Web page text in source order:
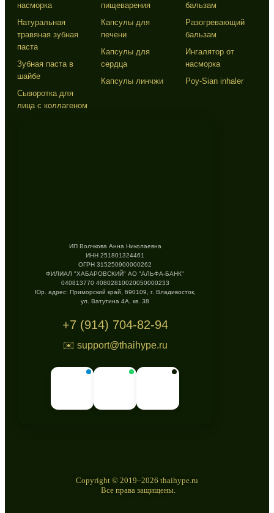
насморка
Натуральная
травяная зубная
паста
Зубная паста в
шайбе
Сыворотка для
лица с коллагеном
пищеварения
Капсулы для
печени
Капсулы для
сердца
Капсулы линчжи
бальзам
Разогревающий
бальзам
Ингалятор от
насморка
Poy-Sian inhaler
ИП Волчкова Анна Николаевна
ИНН 251801324461
ОГРН 315250900000262
ФИЛИАЛ "ХАБАРОВСКИЙ" АО "АЛЬФА-БАНК"
040813770 40802810020050000233
Юр. адрес: Приморский край, 690109, г. Владивосток,
ул. Ватутина 4А, кв. 38
+7 (914) 704-82-94
✉️ support@thaihype.ru
Copyright © 2019–2026 thaihype.ru
Все права защищены.